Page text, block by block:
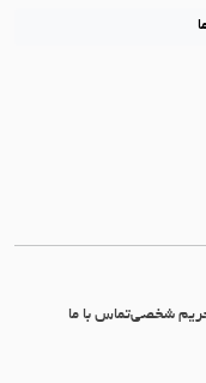
در تلگرام
جاما در آپارات
شخصیتماس با ما